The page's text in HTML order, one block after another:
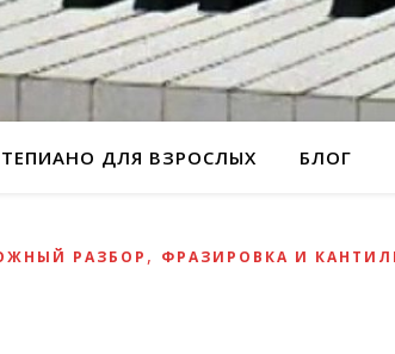
ДЛЯ ВЗРОСЛЫХ БЛОГ
РАЗБОР , ФРАЗИРОВКА И